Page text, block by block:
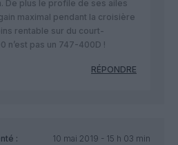
De plus le profile de ses ailes
maximal pendant la croisière
rentable sur du court-
n’est pas un 747-400D !
RÉPONDRE
:
10 mai 2019 - 15 h 03 min